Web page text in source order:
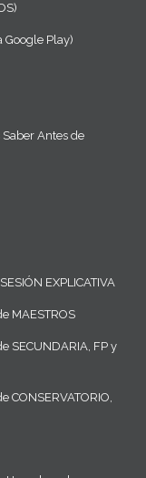
Play)
Antes de
EXPLICATIVA
MAESTROS
SECUNDARIA, FP y